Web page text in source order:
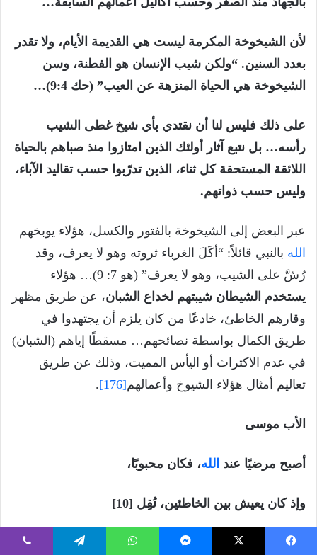
لأن الشيخوخة المكرمة ليست هي القديمة الأيام، ولا تقدر
بعدد السنين. “ولكن شيب الإنسان هو الفطنة، وسن
الشيخوخة هي الحياة المنزهة عن العيب” (حك 9:4)…
على ذلك فليس لنا أن نقتدي بأي شيخ غطى الشيب
رأسه… بل نتبع آثار أولئك الذين امتازوا منذ صباهم بالحياة
اللائقة المستحقة كل ثناء، الذين تدرّبوا حسب تقاليد الآباء،
وليس حسب ذواتهم.
عبر البعض إلى الشيخوخة بالفتور والكسل، هؤلاء يوبخهم
الله بالنبي قائلاً: “أكَلَ الغرباء ثروته وهو لا يعرف، وقد
رُشَّ على الشيب، وهو لا يعرف” (هو 7: 9)… هؤلاء
يستخدم الشيطان شيبتهم لخداع الشبان، عن طريق مظهر
وقارهم الخاطئ، خادعًا من كان يلزم أن يجتهدوا في
طريق الكمال بواسطة نصائحهم… مسقطًا إياهم (الشبان)
في عدم الاكتراث أو اليأس المميت، وذلك عن طريق
تعاليم أمثال هؤلاء الشيوخ وأعمالهم[176]
.
الأب موسى
أصبح مرضيًا عند الله، فكان محبوبًا،
وإذ كان يعيش بين الخاطئين، نُقِل [10]
يتحدث هنا عن أخنوخ الذي كان بارًا، فأحبه الرب، ونقله